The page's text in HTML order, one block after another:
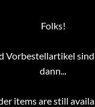
Folks!
Vorbestellartikel
dann...
items are still